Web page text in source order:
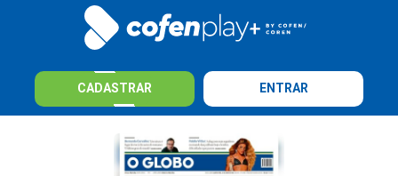
CADASTRAR ENTRAR